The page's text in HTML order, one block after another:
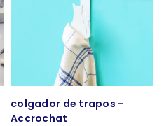
colgador de trapos -
Accrochat